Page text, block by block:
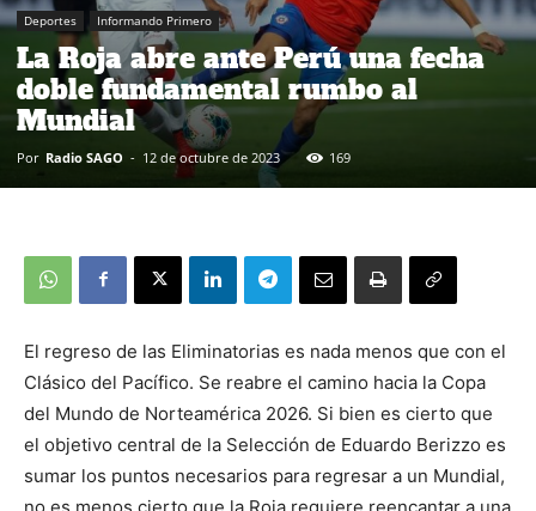
Deportes Informando Primero
La Roja abre ante Perú una fecha
doble fundamental rumbo al
Mundial
Por Radio SAGO - 12 de octubre de 2023 169
El regreso de las Eliminatorias es nada menos que con el
Clásico del Pacífico. Se reabre el camino hacia la Copa
del Mundo de Norteamérica 2026. Si bien es cierto que
el objetivo central de la Selección de Eduardo Berizzo es
sumar los puntos necesarios para regresar a un Mundial,
no es menos cierto que la Roja requiere reencantar a una